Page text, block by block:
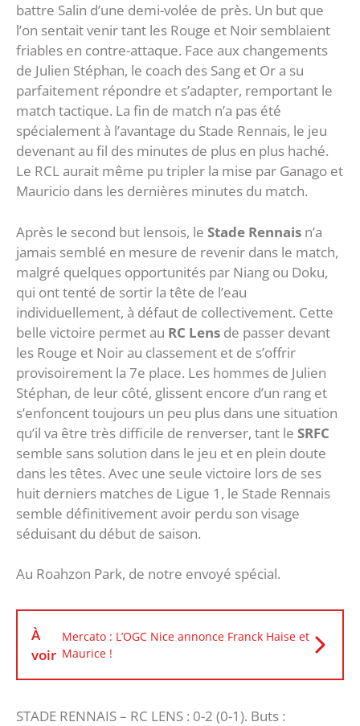
battre Salin d’une demi-volée de près. Un but que
l’on sentait venir tant les Rouge et Noir semblaient
friables en contre-attaque. Face aux changements
de Julien Stéphan, le coach des Sang et Or a su
parfaitement répondre et s’adapter, remportant le
match tactique. La fin de match n’a pas été
spécialement à l’avantage du Stade Rennais, le jeu
devenant au fil des minutes de plus en plus haché.
Le RCL aurait même pu tripler la mise par Ganago et
Mauricio dans les dernières minutes du match.
Après le second but lensois, le Stade Rennais n’a
jamais semblé en mesure de revenir dans le match,
malgré quelques opportunités par Niang ou Doku,
qui ont tenté de sortir la tête de l’eau
individuellement, à défaut de collectivement. Cette
belle victoire permet au RC Lens de passer devant
les Rouge et Noir au classement et de s’offrir
provisoirement la 7e place. Les hommes de Julien
Stéphan, de leur côté, glissent encore d’un rang et
s’enfoncent toujours un peu plus dans une situation
qu’il va être très difficile de renverser, tant le SRFC
semble sans solution dans le jeu et en plein doute
dans les têtes. Avec une seule victoire lors de ses
huit derniers matches de Ligue 1, le Stade Rennais
semble définitivement avoir perdu son visage
séduisant du début de saison.
Au Roahzon Park, de notre envoyé spécial.
À
voir
Mercato : L’OGC Nice annonce Franck Haise et
Maurice !
STADE RENNAIS – RC LENS : 0-2 (0-1). Buts :